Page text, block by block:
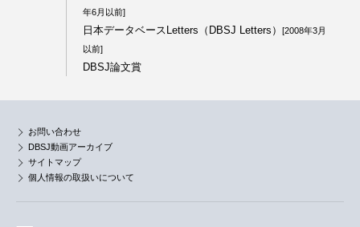
年6月以前]
日本データベースLetters（DBSJ Letters）
[2008年3月
以前]
DBSJ論文賞
お問い合わせ
DBSJ動画アーカイブ
サイトマップ
個人情報の取扱いについて